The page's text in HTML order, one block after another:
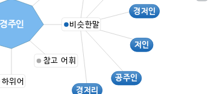
경저리
경저인
공주인
저인
비슷한말
참고 어휘
하위어
경주인